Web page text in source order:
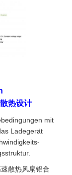
热设计
mit
Ladegerät
散热风扇铝合